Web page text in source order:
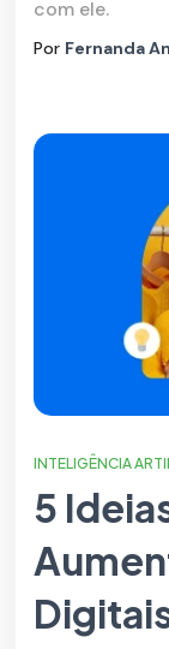
com ele.
Por Fernanda
INTELIGÊNCIA
5